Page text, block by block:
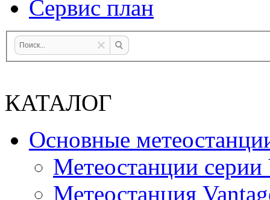
Сервис план
КАТАЛОГ
Основные
Метеостанции
Метеостанция